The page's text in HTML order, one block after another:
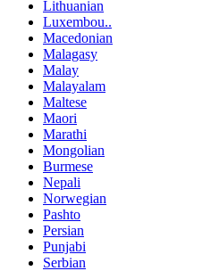
Lithuanian
Luxembou..
Macedonian
Malagasy
Malay
Malayalam
Maltese
Maori
Marathi
Mongolian
Burmese
Nepali
Norwegian
Pashto
Persian
Punjabi
Serbian